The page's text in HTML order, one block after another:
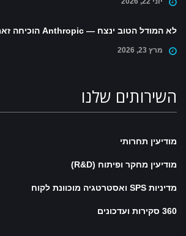
לא המודל הטוב ינצח — Anthropic הוכיחה זאת
מרץ 23, 2026
השירותים שלנו
מודיעין תחרותי
מודיעין מחקר ופיתוח (R&D)
מדיניות SPS ואסטרטגיה מוכוונת לקוח
360 סקירות ועדכונים